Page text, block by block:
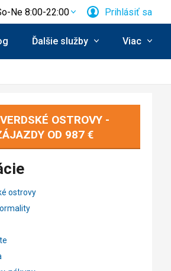
Ne 8:00-22:00 Prihlásiť sa
Ďalšie služby Viac
OSTROVY -
OD 987 €
ostrovy